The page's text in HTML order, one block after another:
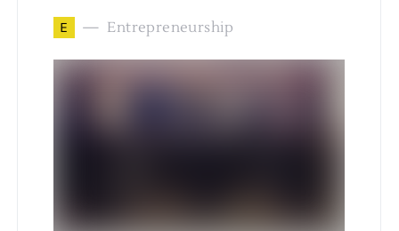
E Entrepreneurship